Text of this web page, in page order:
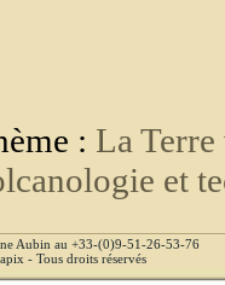
: La
et
Aubin au +33-(0)9-51-26-53-76
- Tous droits réservés